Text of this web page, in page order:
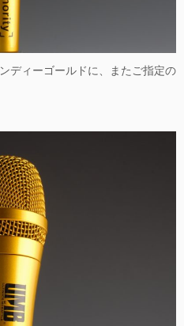
ディーゴールドに、またご指定の